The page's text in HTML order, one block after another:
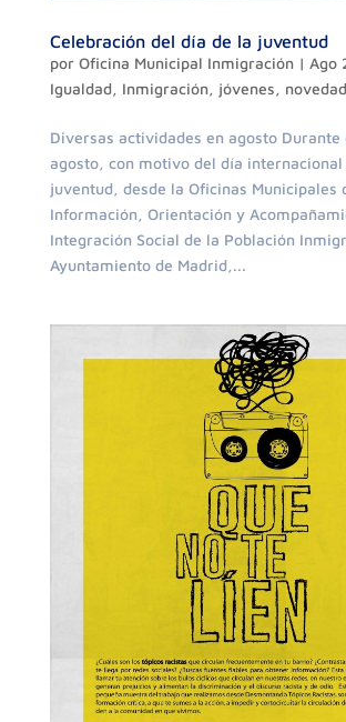
Celebración del día de la juventud
por Oficina Municipal Inmigración| Ago
Igualdad, Inmigración, jóvenes,
Diversas actividades en agosto Durante
agosto, con motivo del día internacional
juventud, desde la Oficinas Municipales
Información, Orientación y
Integración Social de la Población
Ayuntamiento de Madrid,...